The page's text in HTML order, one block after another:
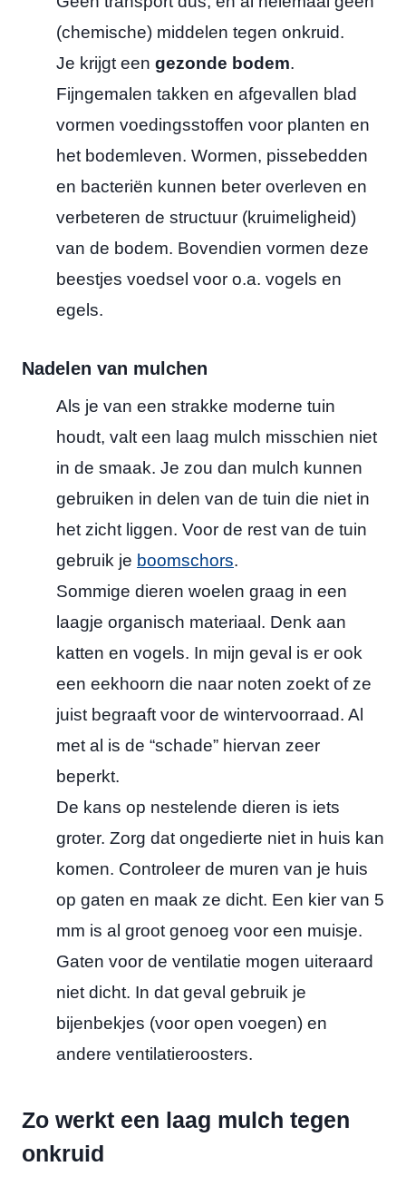
(chemische) middelen tegen onkruid.
Je krijgt een gezonde bodem.
Fijngemalen takken en afgevallen blad
vormen voedingsstoffen voor planten en
het bodemleven. Wormen, pissebedden
en bacteriën kunnen beter overleven en
verbeteren de structuur (kruimeligheid)
van de bodem. Bovendien vormen deze
beestjes voedsel voor o.a. vogels en
egels.
Nadelen van mulchen
Als je van een strakke moderne tuin
houdt, valt een laag mulch misschien niet
in de smaak. Je zou dan mulch kunnen
gebruiken in delen van de tuin die niet in
het zicht liggen. Voor de rest van de tuin
gebruik je boomschors.
Sommige dieren woelen graag in een
laagje organisch materiaal. Denk aan
katten en vogels. In mijn geval is er ook
een eekhoorn die naar noten zoekt of ze
juist begraaft voor de wintervoorraad. Al
met al is de “schade” hiervan zeer
beperkt.
De kans op nestelende dieren is iets
groter. Zorg dat ongedierte niet in huis kan
komen. Controleer de muren van je huis
op gaten en maak ze dicht. Een kier van 5
mm is al groot genoeg voor een muisje.
Gaten voor de ventilatie mogen uiteraard
niet dicht. In dat geval gebruik je
bijenbekjes (voor open voegen) en
andere ventilatieroosters.
Zo werkt een laag mulch tegen
onkruid